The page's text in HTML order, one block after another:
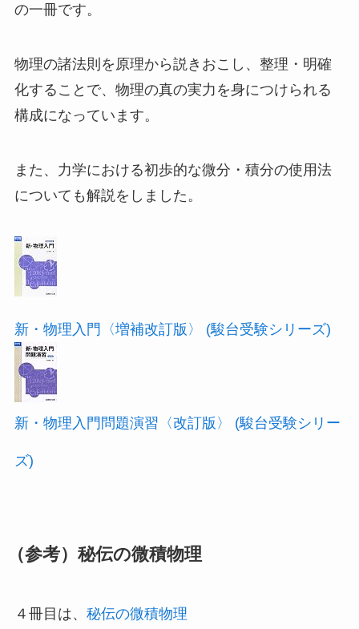
の一冊です。
物理の諸法則を原理から説きおこし、整理・明確
化することで、物理の真の実力を身につけられる
構成になっています。
また、力学における初歩的な微分・積分の使用法
についても解説をしました。
新・物理入門〈増補改訂版〉 (駿台受験シリーズ)
新・物理入門問題演習〈改訂版〉 (駿台受験シリー
ズ)
（参考）秘伝の微積物理
４冊目は、 秘伝の微積物理